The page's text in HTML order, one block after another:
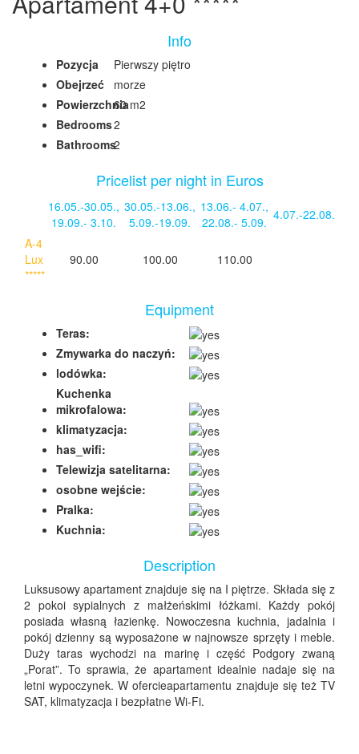
Info
Pozycja
Pierwszy piętro
Obejrzeć
morze
Powierzchnia60 m2
Bedrooms2
Bathrooms2
Pricelist per night in Euros
16.05.-30.05.,
19.09.- 3.10.
30.05.-13.06.,
5.09.-19.09.
13.06.- 4.07.,
22.08.- 5.09. 4.07.-22.08.
A-4
Lux
*****
90.00 100.00 110.00
Equipment
Teras:
Zmywarka do naczyń:
lodówka:
Kuchenka
mikrofalowa:
klimatyzacja:
has_wifi:
Telewizja satelitarna:
osobne wejście:
Pralka:
Kuchnia:
Description
Luksusowy apartament znajduje się na I piętrze. Składa się z
2 pokoi sypialnych z małżeńskimi łóżkami. Każdy pokój
posiada własną łazienkę. Nowoczesna kuchnia, jadalnia i
pokój dzienny są wyposażone w najnowsze sprzęty i meble.
Duży taras wychodzi na marinę i część Podgory zwaną
„Porat”. To sprawia, że apartament idealnie nadaje się na
letni wypoczynek. W ofercieapartamentu znajduje się też TV
SAT, klimatyzacja i bezpłatne Wi-Fi.